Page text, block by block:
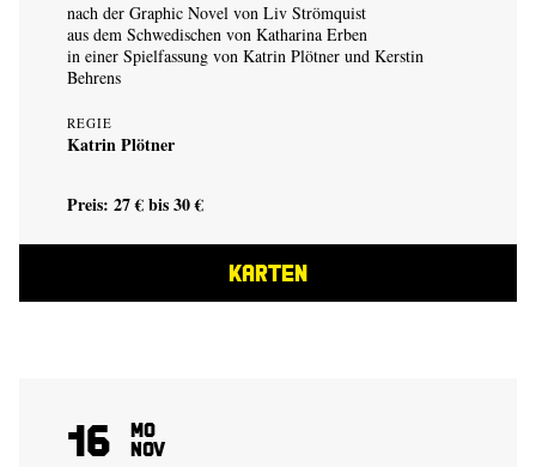
nach der Graphic Novel von Liv Strömquist
aus dem Schwedischen von Katharina Erben
in einer Spielfassung von Katrin Plötner und Kerstin
Behrens
REGIE
Katrin Plötner
Preis: 27 € bis 30 €
KARTEN
16 Mo
Nov